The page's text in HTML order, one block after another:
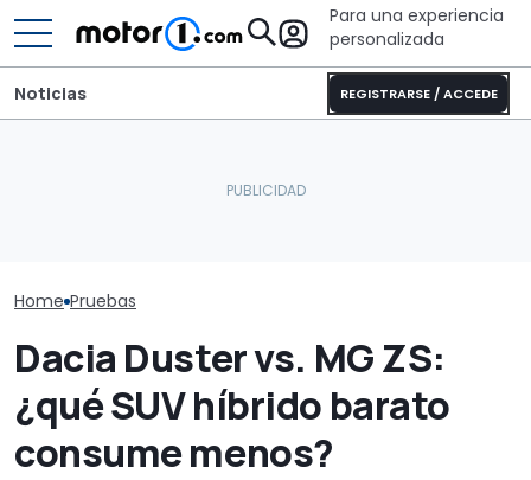
Para una experiencia
personalizada
REGISTRARSE / ACCEDE
Noticias
Home Pruebas
Dacia Duster vs. MG ZS:
¿qué SUV híbrido barato
consume menos?